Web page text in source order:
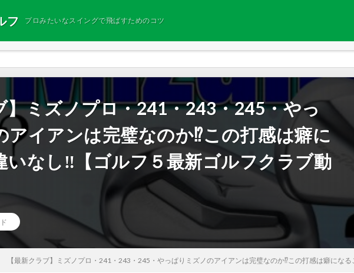
フ プロみたいなスイングで飛ばすためのコツ
】ミズノプロ・241・243・245・やっ
アイアンは完璧なのか⁉この打感は癖に
いなし‼【ゴルフ５最新ゴルフクラブ動
【最新クラブ】ミズノプロ・241・243・245・やっぱりミズノのアイアンは完璧なのか⁉この打感は癖にな